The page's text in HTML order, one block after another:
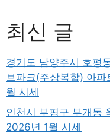
최신 글
경기도 남양주시 호평
브파크(주상복합) 아
월 시세
인천시 부평구 부개동
2026년 1월 시세